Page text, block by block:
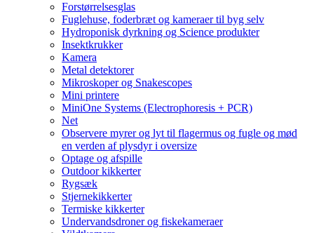
Forstørrelsesglas
Fuglehuse, foderbræt og kameraer til byg selv
Hydroponisk dyrkning og Science produkter
Insektkrukker
Kamera
Metal detektorer
Mikroskoper og Snakescopes
Mini printere
MiniOne Systems (Electrophoresis + PCR)
Net
Observere myrer og lyt til flagermus og fugle og mød
en verden af plysdyr i oversize
Optage og afspille
Outdoor kikkerter
Rygsæk
Stjernekikkerter
Termiske kikkerter
Undervandsdroner og fiskekameraer